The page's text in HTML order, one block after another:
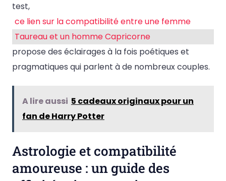
test,
ce lien sur la compatibilité entre une femme
Taureau et un homme Capricorne
propose des éclairages à la fois poétiques et
pragmatiques qui parlent à de nombreux couples.
A lire aussi 5 cadeaux originaux pour un
fan de Harry Potter
Astrologie et compatibilité
amoureuse : un guide des